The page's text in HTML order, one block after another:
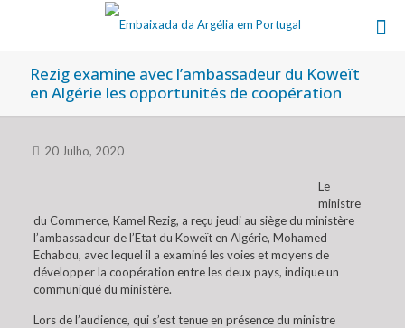
Rezig examine avec l’ambassadeur du Koweït
en Algérie les opportunités de coopération
20 Julho, 2020
Le
ministre
du Commerce, Kamel Rezig, a reçu jeudi au siège du ministère
l’ambassadeur de l’Etat du Koweït en Algérie, Mohamed
Echabou, avec lequel il a examiné les voies et moyens de
développer la coopération entre les deux pays, indique un
communiqué du ministère.
Lors de l’audience, qui s’est tenue en présence du ministre